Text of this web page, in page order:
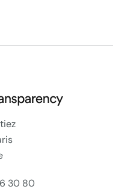
30 80